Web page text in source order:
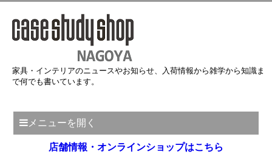
家具・インテリアのニュースやお知らせ、入荷情報から雑学から知識ま
で何でも書いています。
メニューを開く
店舗情報・オンラインショップはこちら